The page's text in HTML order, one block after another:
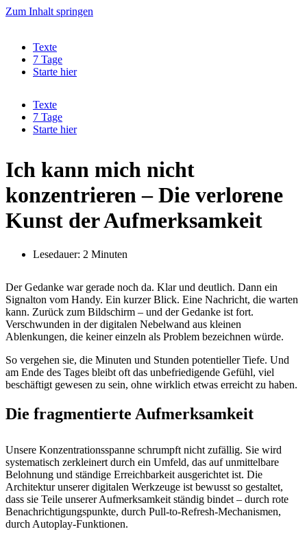
Zum Inhalt springen
Texte
7 Tage
Starte hier
Texte
7 Tage
Starte hier
Ich kann mich nicht
konzentrieren – Die verlorene
Kunst der Aufmerksamkeit
Lesedauer: 2 Minuten
Der Gedanke war gerade noch da. Klar und deutlich. Dann ein
Signalton vom Handy. Ein kurzer Blick. Eine Nachricht, die warten
kann. Zurück zum Bildschirm – und der Gedanke ist fort.
Verschwunden in der digitalen Nebelwand aus kleinen
Ablenkungen, die keiner einzeln als Problem bezeichnen würde.
So vergehen sie, die Minuten und Stunden potentieller Tiefe. Und
am Ende des Tages bleibt oft das unbefriedigende Gefühl, viel
beschäftigt gewesen zu sein, ohne wirklich etwas erreicht zu haben.
Die fragmentierte Aufmerksamkeit
Unsere Konzentrationsspanne schrumpft nicht zufällig. Sie wird
systematisch zerkleinert durch ein Umfeld, das auf unmittelbare
Belohnung und ständige Erreichbarkeit ausgerichtet ist. Die
Architektur unserer digitalen Werkzeuge ist bewusst so gestaltet,
dass sie Teile unserer Aufmerksamkeit ständig bindet – durch rote
Benachrichtigungspunkte, durch Pull-to-Refresh-Mechanismen,
durch Autoplay-Funktionen.